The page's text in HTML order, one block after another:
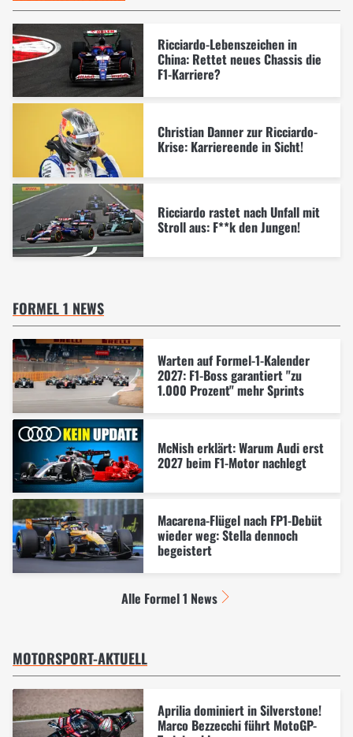
Ricciardo-Lebenszeichen in
China: Rettet neues Chassis die
F1-Karriere?
Christian Danner zur Ricciardo-
Krise: Karriereende in Sicht!
Ricciardo rastet nach Unfall mit
Stroll aus: F**k den Jungen!
FORMEL 1 NEWS
Warten auf Formel-1-Kalender
2027: F1-Boss garantiert "zu
1.000 Prozent" mehr Sprints
McNish erklärt: Warum Audi erst
2027 beim F1-Motor nachlegt
Macarena-Flügel nach FP1-Debüt
wieder weg: Stella dennoch
begeistert
Alle Formel 1 News
MOTORSPORT-AKTUELL
Aprilia dominiert in Silverstone!
Marco Bezzecchi führt MotoGP-